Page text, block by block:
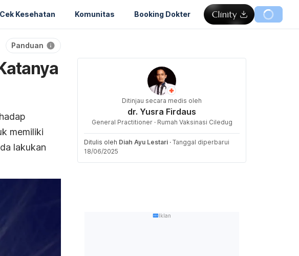
Cek Kesehatan Komunitas Booking Dokter
Panduan
memiliki
lakukan
Ditinjau secara medis oleh
dr. Yusra Firdaus
General Practitioner · Rumah Vaksinasi Ciledug
Ditulis oleh Diah Ayu Lestari · Tanggal diperbarui
18/06/2025
Iklan